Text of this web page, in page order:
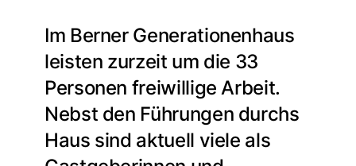
Im Berner Generationenhaus
leisten zurzeit um die 33
Personen freiwillige Arbeit.
Nebst den Führungen durchs
Haus sind aktuell viele als